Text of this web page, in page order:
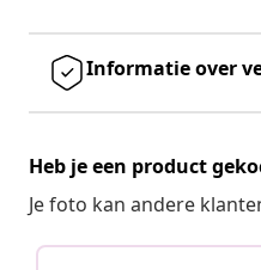
Informatie over
Heb je een product
Je foto kan andere